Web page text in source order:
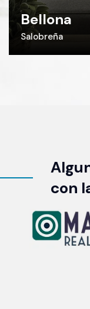
Bellona
Salobreña
con